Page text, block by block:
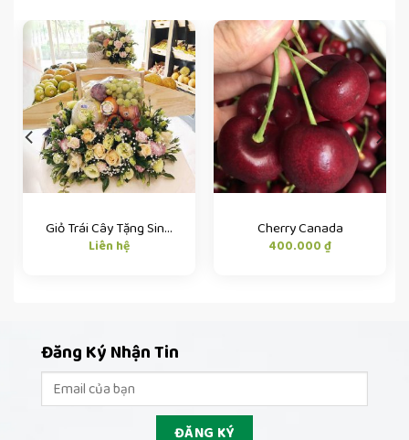
Giỏ Trái Cây Tặng Sinh Nhật
Liên hệ
Cherry Canada
400.000₫
Đăng Ký Nhận Tin